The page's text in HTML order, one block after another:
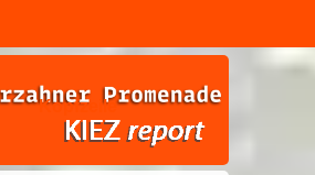
Kopfzeile